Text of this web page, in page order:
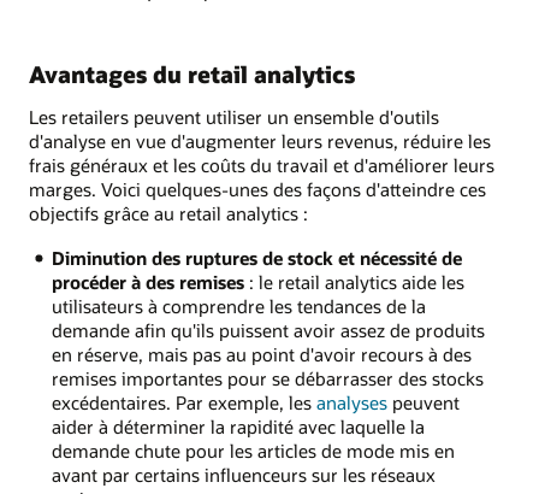
Avantages du retail analytics
Les retailers peuvent utiliser un ensemble d'outils
d'analyse en vue d'augmenter leurs revenus, réduire les
frais généraux et les coûts du travail et d'améliorer leurs
marges. Voici quelques-unes des façons d'atteindre ces
objectifs grâce au retail analytics :
Diminution des ruptures de stock et nécessité de
procéder à des remises: le retail analytics aide les
utilisateurs à comprendre les tendances de la
demande afin qu'ils puissent avoir assez de produits
en réserve, mais pas au point d'avoir recours à des
remises importantes pour se débarrasser des stocks
excédentaires. Par exemple, les analysespeuvent
aider à déterminer la rapidité avec laquelle la
demande chute pour les articles de mode mis en
avant par certains influenceurs sur les réseaux